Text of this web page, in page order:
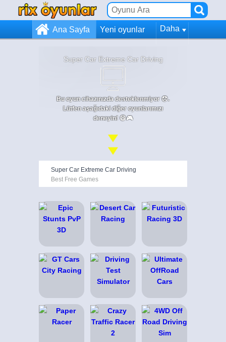
Ana Sayfa Yeni oyunlar Daha
Super Car Extreme Car Driving
Bu oyun cihazınızda desteklenmiyor 😞.
Lütfen aşağıdaki diğer oyunlarımızı
deneyin! 😄🎮
Super Car Extreme Car Driving
Best Free Games